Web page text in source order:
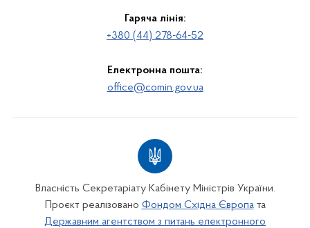
Гаряча лінія:
+380 (44) 278-64-52
Електронна пошта:
office@comin.gov.ua
Власність Секретаріату Кабінету Міністрів України.
Проєкт реалізовано Фондом Східна Європата
Державним агентством з питань електронного